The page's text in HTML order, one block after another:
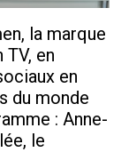
la marque
en
en
du monde
: Anne-
le